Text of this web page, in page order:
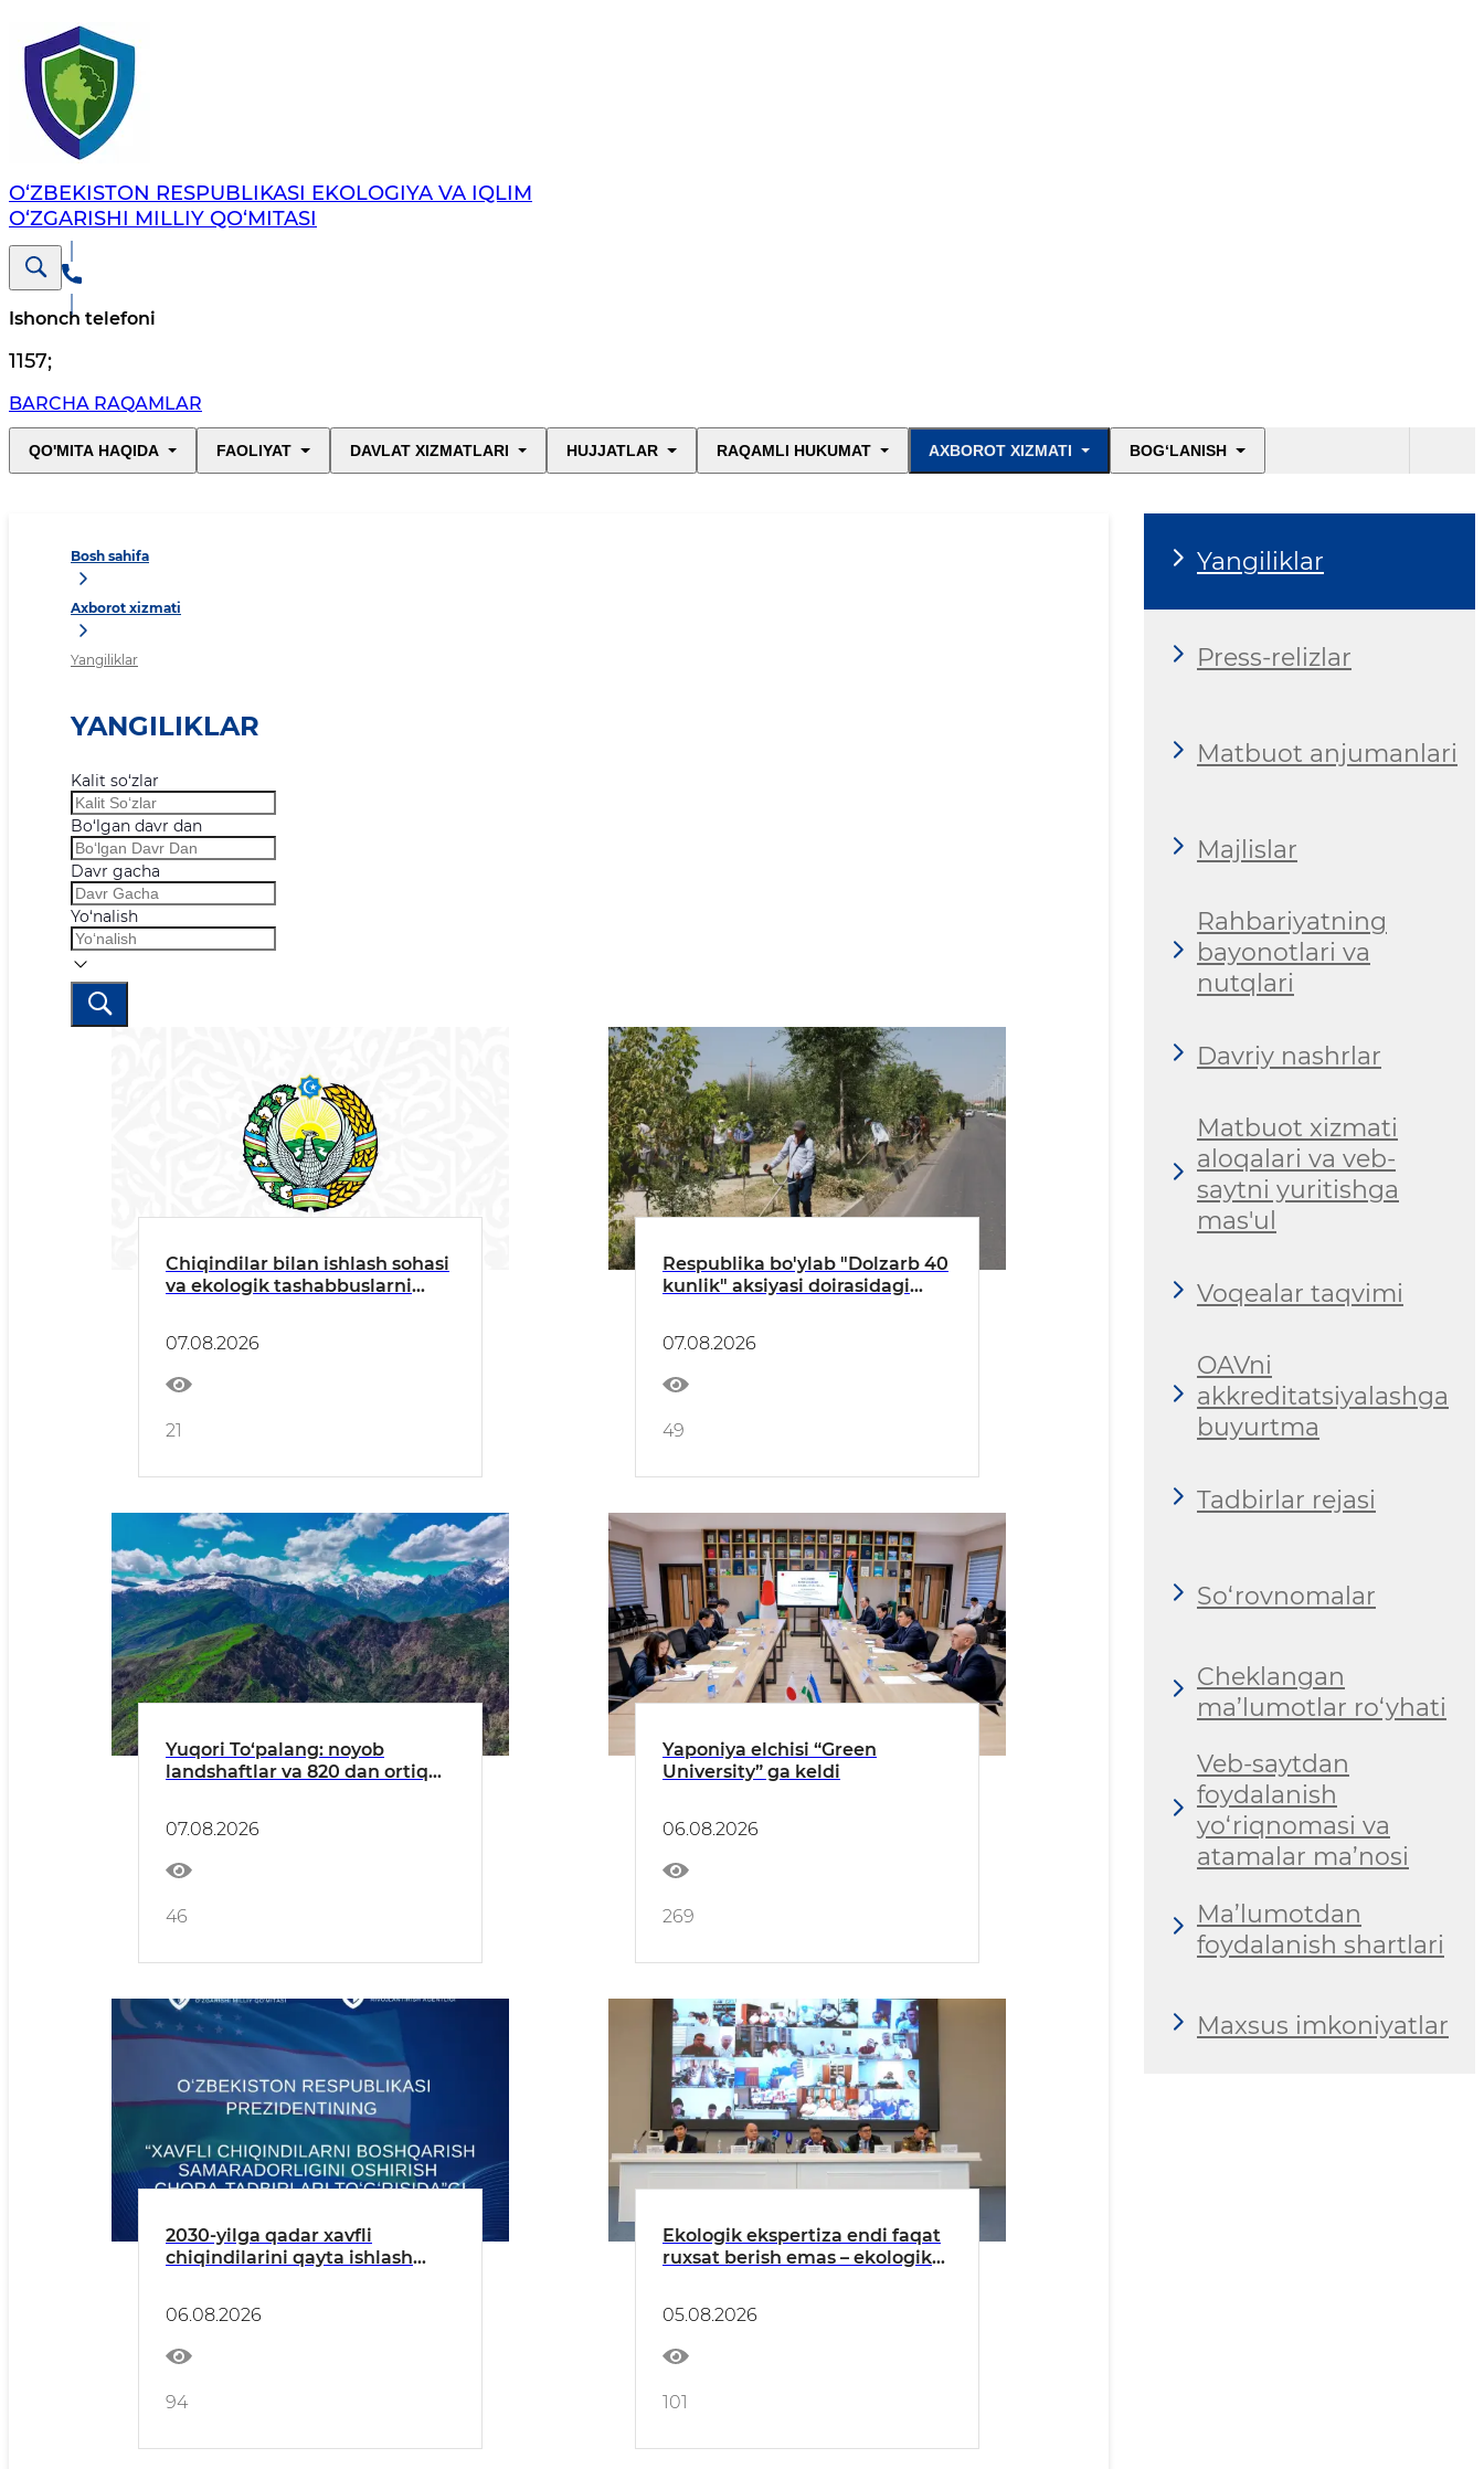
O‘ZBEKISTON RESPUBLIKASI EKOLOGIYA VA IQLIM
O‘ZGARISHI MILLIY QO‘MITASI
Ishonch telefoni
1157;
BARCHA RAQAMLAR
QO'MITA HAQIDA FAOLIYAT DAVLAT XIZMATLARI HUJJATLAR RAQAMLI HUKUMAT AXBOROT XIZMATI BOG‘LANISH
Bosh sahifa
Axborot xizmati
Yangiliklar
YANGILIKLAR
Kalit so‘zlar
Bo‘lgan davr dan
Davr gacha
Yo‘nalish
Chiqindilar bilan ishlash sohasi
va ekologik tashabbuslarni
yig'ilishida muhokama qilindi
07.08.2026
21
Respublika bo'ylab "Dolzarb 40
kunlik" aksiyasi doirasidagi
07.08.2026
49
Yuqori To‘palang: noyob
landshaftlar va 820 dan ortiq
07.08.2026
46
Yaponiya elchisi “Green
University” ga keldi
06.08.2026
269
2030-yilga qadar xavfli
chiqindilarini qayta ishlash
boʻyicha Prezident qarori
06.08.2026
94
Ekologik ekspertiza endi faqat
ruxsat berish emas – ekologik
05.08.2026
101
Yangiliklar
Press-relizlar
Matbuot anjumanlari
Majlislar
Rahbariyatning
bayonotlari va
nutqlari
Davriy nashrlar
Matbuot xizmati
aloqalari va veb-
saytni yuritishga
mas'ul
Voqealar taqvimi
OAVni
akkreditatsiyalashga
buyurtma
Tadbirlar rejasi
So‘rovnomalar
Cheklangan
ma’lumotlar ro‘yhati
Veb-saytdan
foydalanish
yo‘riqnomasi va
atamalar ma’nosi
Ma’lumotdan
foydalanish shartlari
Maxsus imkoniyatlar